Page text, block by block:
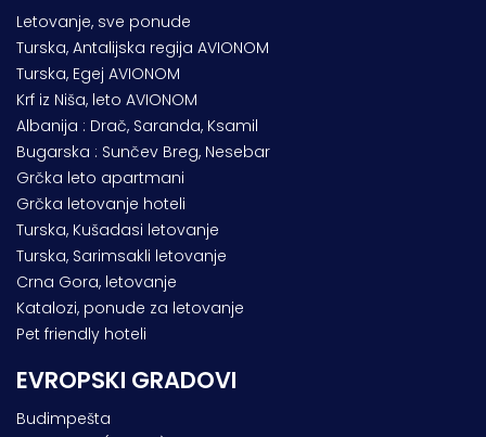
Letovanje, sve ponude
Turska, Antalijska regija AVIONOM
Turska, Egej AVIONOM
Krf iz Niša, leto AVIONOM
Albanija : Drač, Saranda, Ksamil
Bugarska : Sunčev Breg, Nesebar
Grčka leto apartmani
Grčka letovanje hoteli
Turska, Kušadasi letovanje
Turska, Sarimsakli letovanje
Crna Gora, letovanje
Katalozi, ponude za letovanje
Pet friendly hoteli
EVROPSKI GRADOVI
Budimpešta